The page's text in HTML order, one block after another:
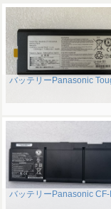
バッテリーPanasonic
バッテリーPanasonic